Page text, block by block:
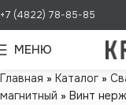
+7 (4822) 78-85-85
МЕНЮ
Главная » Каталог »
магнитный » Винт